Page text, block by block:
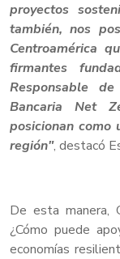
proyectos
también, nos
Centroamérica
firmantes
Responsable
Bancaria Net
posicionan
región", destacó
De esta manera,
¿Cómo puede
economías